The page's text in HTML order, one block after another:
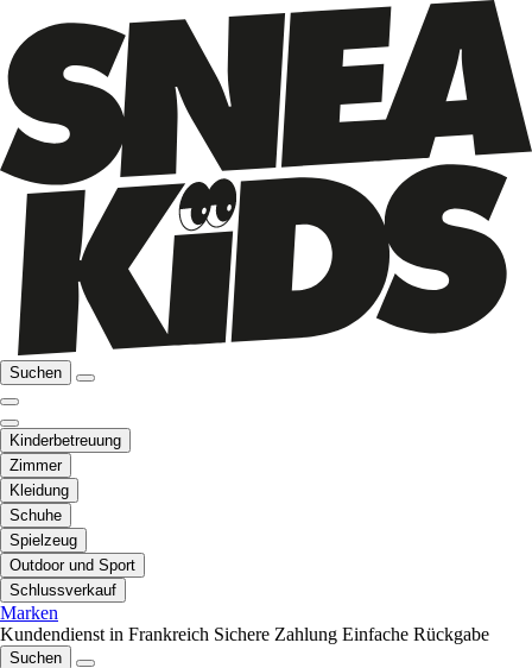
Suchen
Kinderbetreuung
Zimmer
Kleidung
Schuhe
Spielzeug
Outdoor und Sport
Schlussverkauf
Marken
Kundendienst in Frankreich Sichere Zahlung Einfache Rückgabe
Suchen